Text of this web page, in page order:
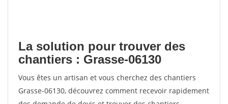
La solution pour trouver des
chantiers : Grasse-06130
Vous êtes un artisan et vous cherchez des chantiers
Grasse-06130, découvrez comment recevoir rapidement